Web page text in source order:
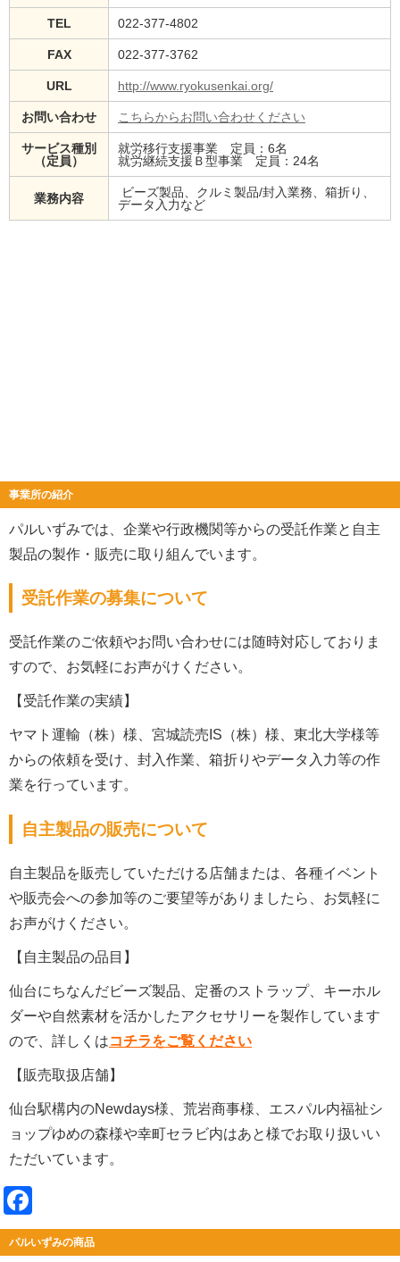
TEL 022-377-4802
FAX 022-377-3762
URL http://www.ryokusenkai.org/
お問い合わせ こちらからお問い合わせください
サービス種別
（定員）
就労移行支援事業 定員：6名
就労継続支援Ｂ型事業 定員：24名
業務内容
ビーズ製品、クルミ製品/封入業務、箱折り、
データ入力など
事業所の紹介
パルいずみでは、企業や行政機関等からの受託作業と自主
製品の製作・販売に取り組んでいます。
受託作業の募集について
受託作業のご依頼やお問い合わせには随時対応しておりま
すので、お気軽にお声がけください。
【受託作業の実績】
ヤマト運輸（株）様、宮城読売IS（株）様、東北大学様等
からの依頼を受け、封入作業、箱折りやデータ入力等の作
業を行っています。
自主製品の販売について
自主製品を販売していただける店舗または、各種イベント
や販売会への参加等のご要望等がありましたら、お気軽に
お声がけください。
【自主製品の品目】
仙台にちなんだビーズ製品、定番のストラップ、キーホル
ダーや自然素材を活かしたアクセサリーを製作しています
ので、詳しくはコチラをご覧ください
【販売取扱店舗】
仙台駅構内のNewdays様、荒岩商事様、エスパル内福祉シ
ョップゆめの森様や幸町セラビ内はあと様でお取り扱いい
ただいています。
パルいずみの商品